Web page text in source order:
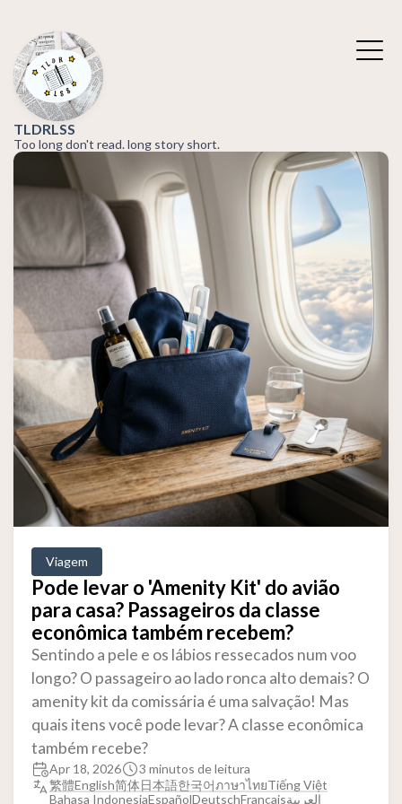
TLDRLSS
Too long don't read. long story short.
Viagem
Pode levar o 'Amenity Kit' do avião
para casa? Passageiros da classe
econômica também recebem?
Sentindo a pele e os lábios ressecados num voo
longo? O passageiro ao lado ronca alto demais? O
amenity kit da comissária é uma salvação! Mas
quais itens você pode levar? A classe econômica
também recebe?
Apr 18, 2026
3 minutos de leitura
繁體English简体日本語한국어ภาษาไทยTiếng Việt
Bahasa IndonesiaEspañolDeutschFrançaisالعربية